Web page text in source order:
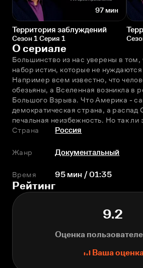
97 мин
Территория заблуждений
Сезон 1 Серия 1
О сериале
Большинство из нас уверены в том,
набор истин, которые не нуждаются
Например всем известно, что
обезьяны, a Вселенная возникла в
Большого Взрывa. Что Америкa -
демократическая странa, a распад
печальная неизбежность. Но так ли
Страна
Россия
Жанр Документальный
Время 95 мин / 01:35
Рейтинг
9.2
Оценка
Ваша